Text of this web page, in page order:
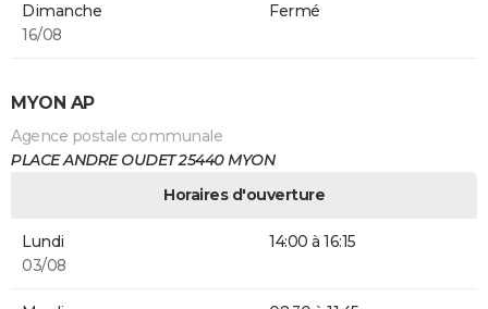
Dimanche
16/08
Fermé
MYON AP
Agence postale communale
PLACE ANDRE OUDET 25440 MYON
Horaires d'ouverture
Lundi
03/08
14:00 à 16:15